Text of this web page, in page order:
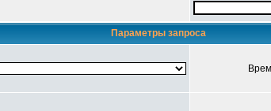
Параметры запроса